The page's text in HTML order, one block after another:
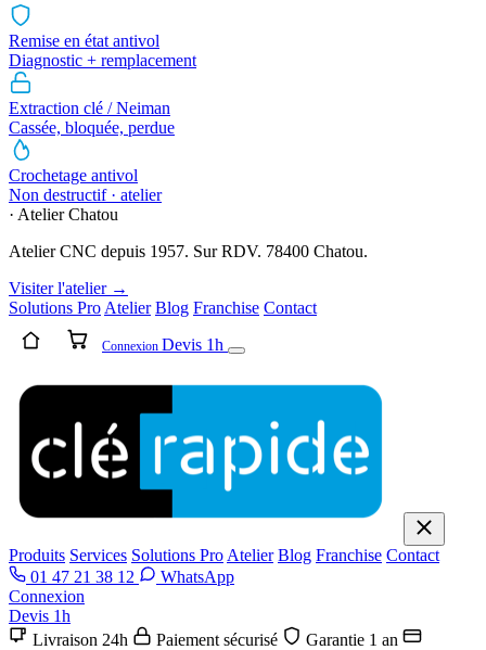
Remise en état antivol
Diagnostic + remplacement
Extraction clé / Neiman
Cassée, bloquée, perdue
Crochetage antivol
Non destructif · atelier
· Atelier Chatou
Atelier CNC depuis 1957. Sur RDV. 78400 Chatou.
Visiter l'atelier →
Solutions Pro Atelier Blog Franchise Contact
Connexion Devis 1h
Produits Services Solutions Pro Atelier Blog Franchise Contact
01 47 21 38 12
WhatsApp
Connexion
Devis 1h
Livraison 24h
Paiement sécurisé
Garantie 1 an